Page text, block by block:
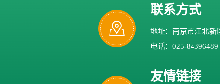
联系方式
地址：南京市江北新
电话：025-84396489
友情链接